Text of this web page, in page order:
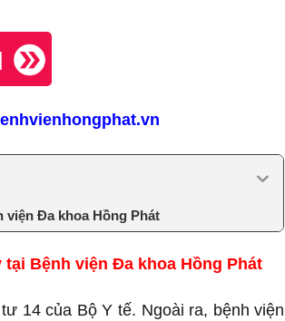
viện Đa khoa Hồng Phát
Bệnh viện Đa khoa Hồng Phát
14 của Bộ Y tế. Ngoài ra, bệnh viện